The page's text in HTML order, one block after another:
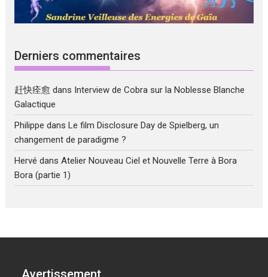
Derniers commentaires
赶快痊愈 dans Interview de Cobra sur la Noblesse Blanche
Galactique
Philippe dansLe film Disclosure Day de Spielberg, un
changement de paradigme ?
Hervé dansAtelier Nouveau Ciel et Nouvelle Terre à Bora
Bora (partie 1)
Avertissement